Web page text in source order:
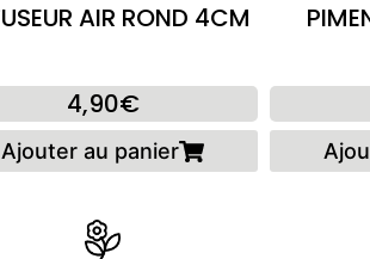
AIR ROND 4CM
4,90€
Ajouter au panier